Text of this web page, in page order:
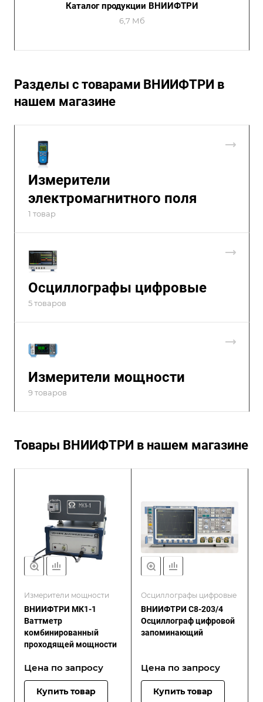
Каталог продукции ВНИИФТРИ
6,7 Мб
Разделы с товарами ВНИИФТРИ в
нашем магазине
Измерители
электромагнитного поля
1 товар
Осциллографы цифровые
5 товаров
Измерители мощности
9 товаров
Товары ВНИИФТРИ в нашем магазине
Измерители мощности
ВНИИФТРИ МК1-1
Ваттметр
комбинированный
проходящей мощности
Цена по запросу
Купить товар
Осциллографы цифровые
ВНИИФТРИ С8-203/4
Осциллограф цифровой
запоминающий
Цена по запросу
Купить товар